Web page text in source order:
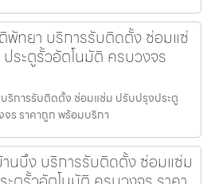
พัทยา บริการรับติดตั้ง ซ่อมแซ่
ระตูรั้วอัตโนมัติ ครบวงจร
ริการรับติดตั้ง ซ่อมแซ่ม ปรับปรุงประตู
ร ราคาถูก พร้อมบริกา
นบึง บริการรับติดตั้ง ซ่อมแซ่ม